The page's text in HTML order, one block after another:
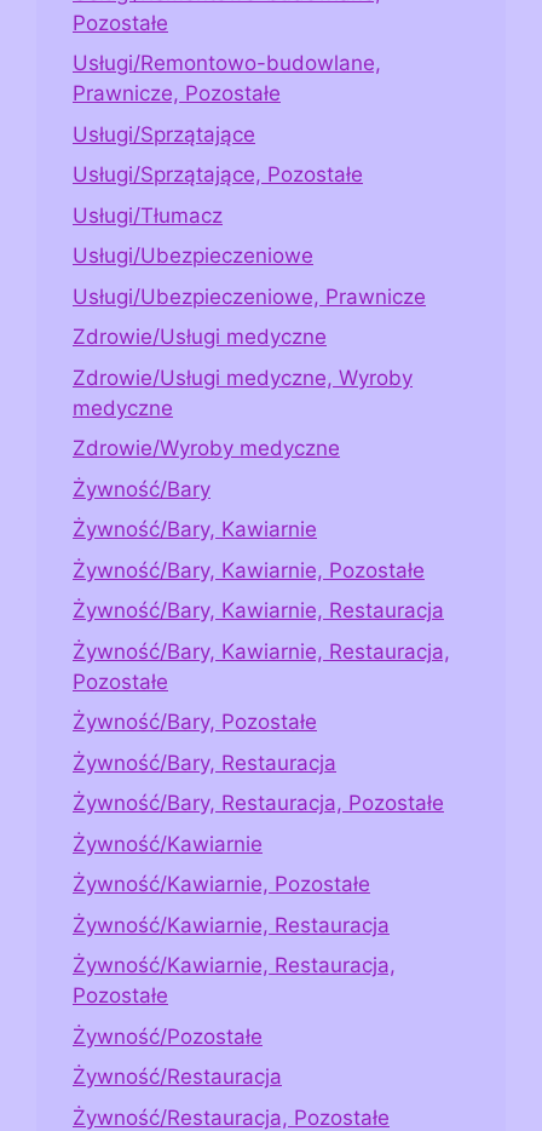
Pozostałe
Usługi/Remontowo-budowlane,
Prawnicze, Pozostałe
Usługi/Sprzątające
Usługi/Sprzątające, Pozostałe
Usługi/Tłumacz
Usługi/Ubezpieczeniowe
Usługi/Ubezpieczeniowe, Prawnicze
Zdrowie/Usługi medyczne
Zdrowie/Usługi medyczne, Wyroby
medyczne
Zdrowie/Wyroby medyczne
Żywność/Bary
Żywność/Bary, Kawiarnie
Żywność/Bary, Kawiarnie, Pozostałe
Żywność/Bary, Kawiarnie, Restauracja
Żywność/Bary, Kawiarnie, Restauracja,
Pozostałe
Żywność/Bary, Pozostałe
Żywność/Bary, Restauracja
Żywność/Bary, Restauracja, Pozostałe
Żywność/Kawiarnie
Żywność/Kawiarnie, Pozostałe
Żywność/Kawiarnie, Restauracja
Żywność/Kawiarnie, Restauracja,
Pozostałe
Żywność/Pozostałe
Żywność/Restauracja
Żywność/Restauracja, Pozostałe